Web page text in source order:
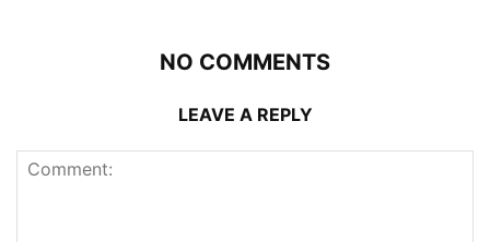
NO COMMENTS
LEAVE A REPLY